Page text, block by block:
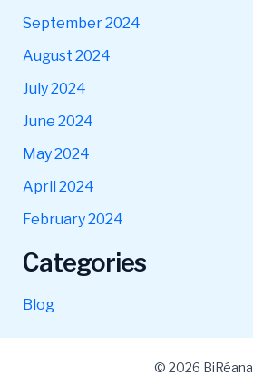
September 2024
August 2024
July 2024
June 2024
May 2024
April 2024
February 2024
Categories
Blog
© 2026 BiRéana